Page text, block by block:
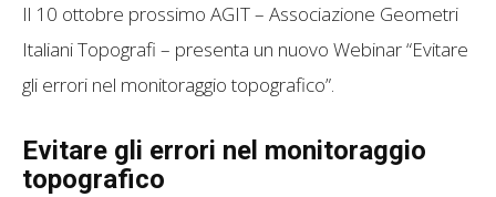
Il 10 ottobre prossimo AGIT – Associazione Geometri
Italiani Topografi – presenta un nuovo Webinar “Evitare
gli errori nel monitoraggio topografico”.
Evitare gli errori nel monitoraggio
topografico